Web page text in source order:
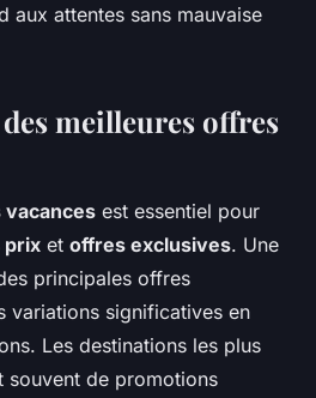
aux attentes sans mauvaise
meilleures offres
est essentiel pour
prix et offres exclusives. Une
principales offres
variations significatives en
Les destinations les plus
souvent de promotions